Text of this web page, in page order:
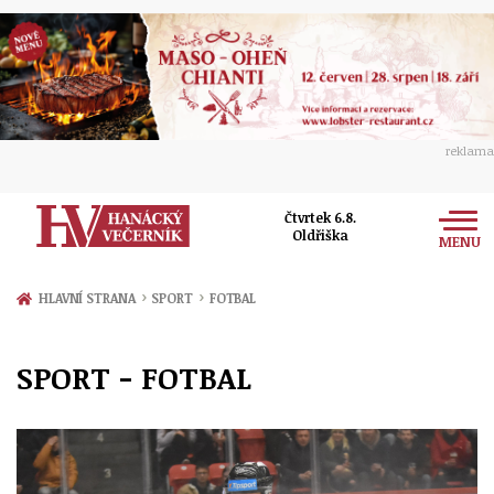
reklama
Čtvrtek 6.8.
Oldřiška
MENU
Zprávy
Přerov
Politika
Ekonomika
Kultura
Hudba
Společnost
Ženy
Sport
HLAVNÍ STRANA › SPORT › FOTBAL
SPORT - FOTBAL